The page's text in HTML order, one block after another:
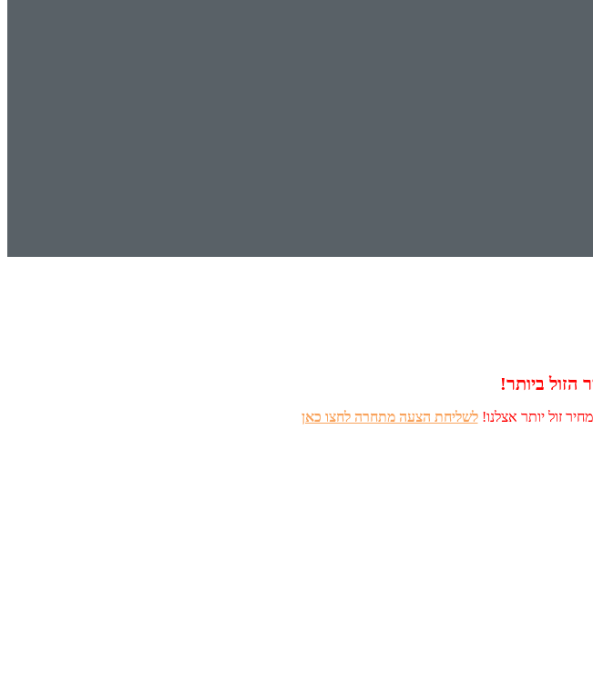
הזול ביותר!
זול יותר אצלנו!לשליחת הצעה מתחרה לחצו כאן